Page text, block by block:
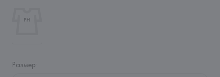
Размер: